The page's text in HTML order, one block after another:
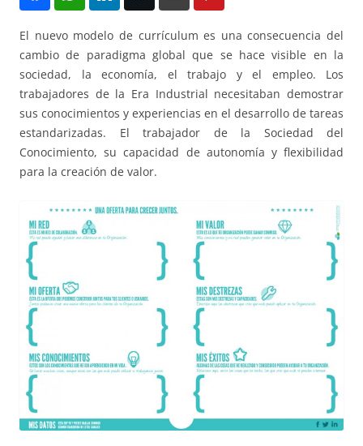
El nuevo modelo de currículum es una consecuencia del
cambio de paradigma global que se hace visible en la
sociedad, la economía, el trabajo y el empleo. Los
trabajadores de la Era Industrial necesitaban demostrar
sus conocimientos y experiencias en el desarrollo de tareas
estandarizadas. El trabajador de la Sociedad del
Conocimiento, su capacidad de autonomía y flexibilidad
para la creación de valor.